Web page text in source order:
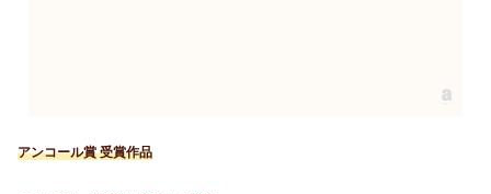
アンコール賞 受賞作品